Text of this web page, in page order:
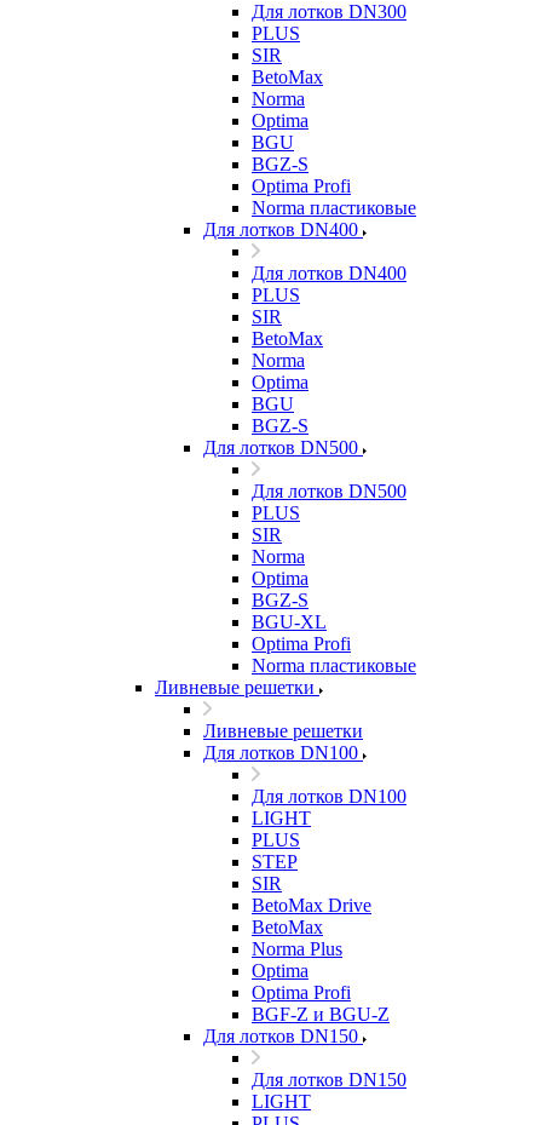
Для лотков DN300
PLUS
SIR
BetoMax
Norma
Optima
BGU
BGZ-S
Optima Profi
Norma пластиковые
Для лотков DN400
Для лотков DN400
PLUS
SIR
BetoMax
Norma
Optima
BGU
BGZ-S
Для лотков DN500
Для лотков DN500
PLUS
SIR
Norma
Optima
BGZ-S
BGU-XL
Optima Profi
Norma пластиковые
Ливневые решетки
Ливневые решетки
Для лотков DN100
Для лотков DN100
LIGHT
PLUS
STEP
SIR
BetoMax Drive
BetoMax
Norma Plus
Optima
Optima Profi
BGF-Z и BGU-Z
Для лотков DN150
Для лотков DN150
LIGHT